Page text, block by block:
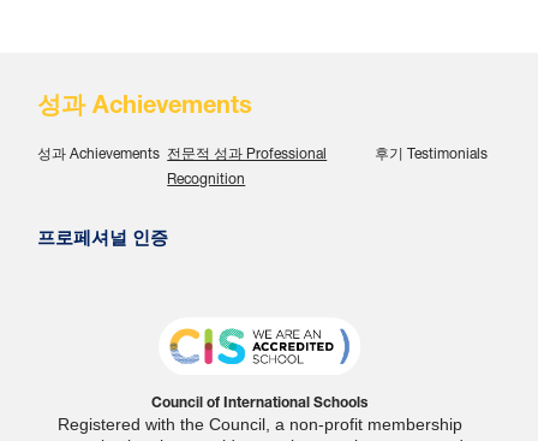
성과 Achievements
성과 Achievements 전문적 성과 Professional
Recognition
후기 Testimonials
프로페셔널 인증
Council of International Schools
Registered with the Council, a non-profit membership